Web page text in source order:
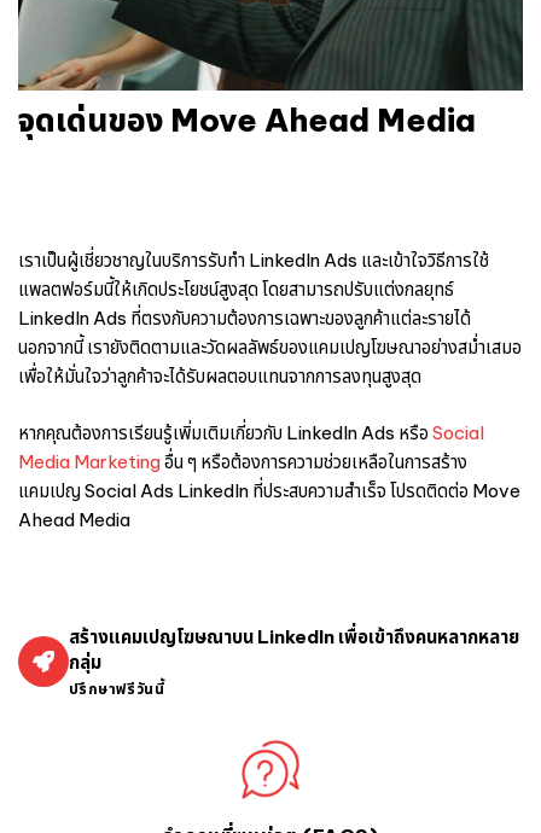
จุดเด่นของ Move Ahead Media
เราเป็นผู้เชี่ยวชาญในบริการรับทำ LinkedIn Ads และเข้าใจวิธีการใช้
แพลตฟอร์มนี้ให้เกิดประโยชน์สูงสุด โดยสามารถปรับแต่งกลยุทธ์
LinkedIn Ads ที่ตรงกับความต้องการเฉพาะของลูกค้าแต่ละรายได้
นอกจากนี้ เรายังติดตามและวัดผลลัพธ์ของแคมเปญโฆษณาอย่างสม่ำเสมอ
เพื่อให้มั่นใจว่าลูกค้าจะได้รับผลตอบแทนจากการลงทุนสูงสุด
หากคุณต้องการเรียนรู้เพิ่มเติมเกี่ยวกับ LinkedIn Ads หรือ Social
Media Marketingอื่น ๆ หรือต้องการความช่วยเหลือในการสร้าง
แคมเปญ Social Ads LinkedIn ที่ประสบความสำเร็จ โปรดติดต่อ Move
Ahead Media
สร้างแคมเปญโฆษณาบน LinkedIn เพื่อเข้าถึงคนหลากหลาย
กลุ่ม
ปรึกษาฟรีวันนี้